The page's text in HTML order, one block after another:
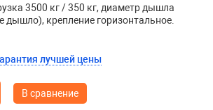
3500 кг / 350 кг, диаметр дышла
дышло), крепление горизонтальное.
лучшей цены
В сравнение